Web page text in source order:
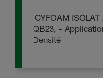
ICYFOAM
QB23, -
Densité